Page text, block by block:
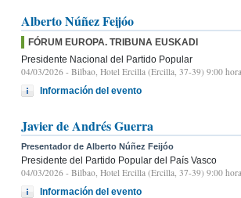
Alberto Núñez Feijóo
FÓRUM EUROPA. TRIBUNA EUSKADI
Presidente Nacional del Partido Popular
04/03/2026 - Bilbao, Hotel Ercilla (Ercilla, 37-39) 9:00
Información del evento
Javier de Andrés Guerra
Presentador de Alberto Núñez Feijóo
Presidente del Partido Popular del País Vasco
04/03/2026 - Bilbao, Hotel Ercilla (Ercilla, 37-39) 9:00
Información del evento